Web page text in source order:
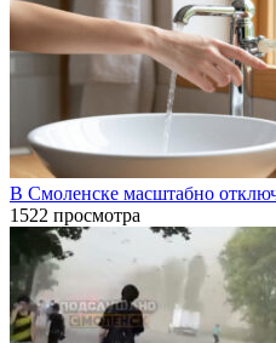
В Смоленске масштабно
1522 просмотра